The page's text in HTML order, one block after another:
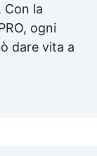
Con la
ogni
dare vita a